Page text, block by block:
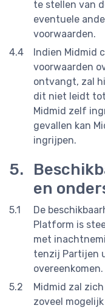
te stellen van
eventuele
voorwaarden.
Indien Midmid
voorwaarden
ontvangt, zal
dit niet leidt tot
Midmid zelf
gevallen kan
ingrijpen.
en
De
Platform is
met
tenzij Partijen
overeenkomen.
Midmid zal
zoveel